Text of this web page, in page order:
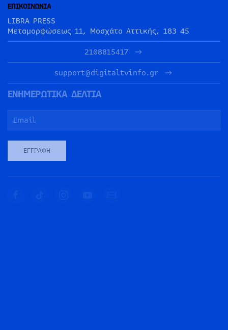
ΕΠΙΚΟΙΝΩΝΙΑ
LIBRA PRESS
Μεταμορφώσεως 11, Μοσχάτο Αττικής, 183 45
2108815417
support@digitaltvinfo.gr
ΕΝΗΜΕΡΩΤΙΚΑ ΔΕΛΤΙΑ
ΕΓΓΡΑΦΉ